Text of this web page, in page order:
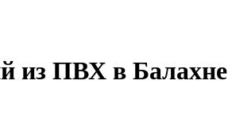
из ПВХ в Балахне